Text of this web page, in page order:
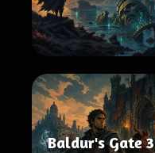
Baldur's Gate 3